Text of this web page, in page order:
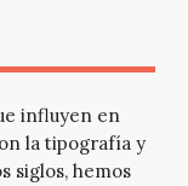
influyen en
la tipografía y
siglos, hemos